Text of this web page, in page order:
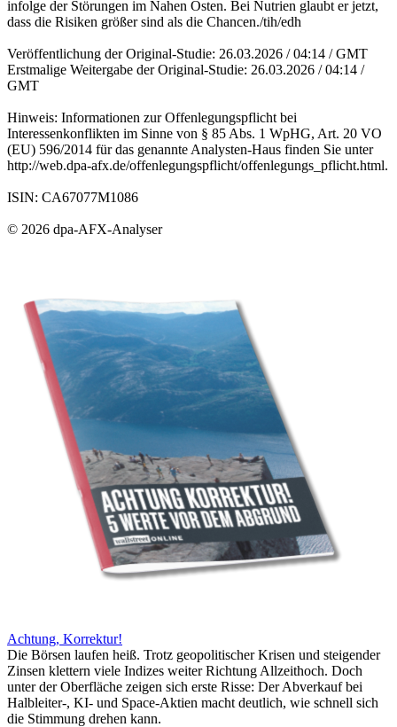
infolge der Störungen im Nahen Osten. Bei Nutrien glaubt er jetzt,
dass die Risiken größer sind als die Chancen./tih/edh
Veröffentlichung der Original-Studie: 26.03.2026 / 04:14 / GMT
Erstmalige Weitergabe der Original-Studie: 26.03.2026 / 04:14 /
GMT
Hinweis: Informationen zur Offenlegungspflicht bei
Interessenkonflikten im Sinne von § 85 Abs. 1 WpHG, Art. 20 VO
(EU) 596/2014 für das genannte Analysten-Haus finden Sie unter
http://web.dpa-afx.de/offenlegungspflicht/offenlegungs_pflicht.html.
ISIN: CA67077M1086
© 2026 dpa-AFX-Analyser
Achtung, Korrektur!
Die Börsen laufen heiß. Trotz geopolitischer Krisen und steigender
Zinsen klettern viele Indizes weiter Richtung Allzeithoch. Doch
unter der Oberfläche zeigen sich erste Risse: Der Abverkauf bei
Halbleiter-, KI- und Space-Aktien macht deutlich, wie schnell sich
die Stimmung drehen kann.